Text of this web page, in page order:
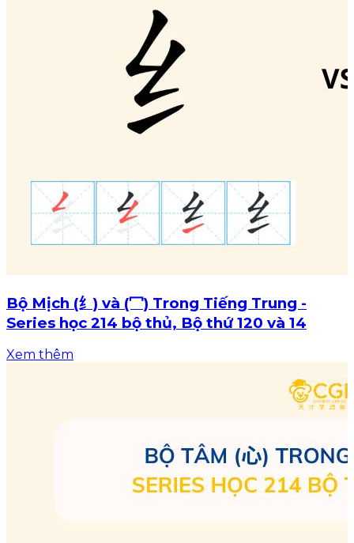
Bộ Mịch (纟) và (冖) Trong Tiếng Trung -
Series học 214 bộ thủ, Bộ thứ 120 và 14
Xem thêm